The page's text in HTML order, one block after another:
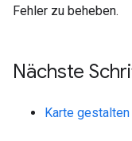
Fehler zu beheben.
Nächste
Karte gestalten